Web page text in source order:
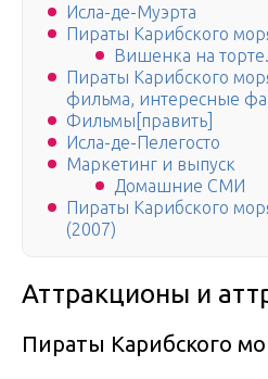
Исла-де-Муэрта
Пираты Карибского
Вишенка на торте.
Пираты Карибского
фильма, интересные
Фильмы[править]
Исла-де-Пелегосто
Маркетинг и выпуск
Домашние СМИ
Пираты Карибского
(2007)
Аттракционы и
Пираты Карибского